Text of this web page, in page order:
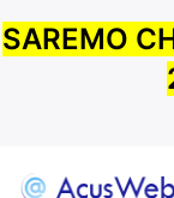
SAREMO